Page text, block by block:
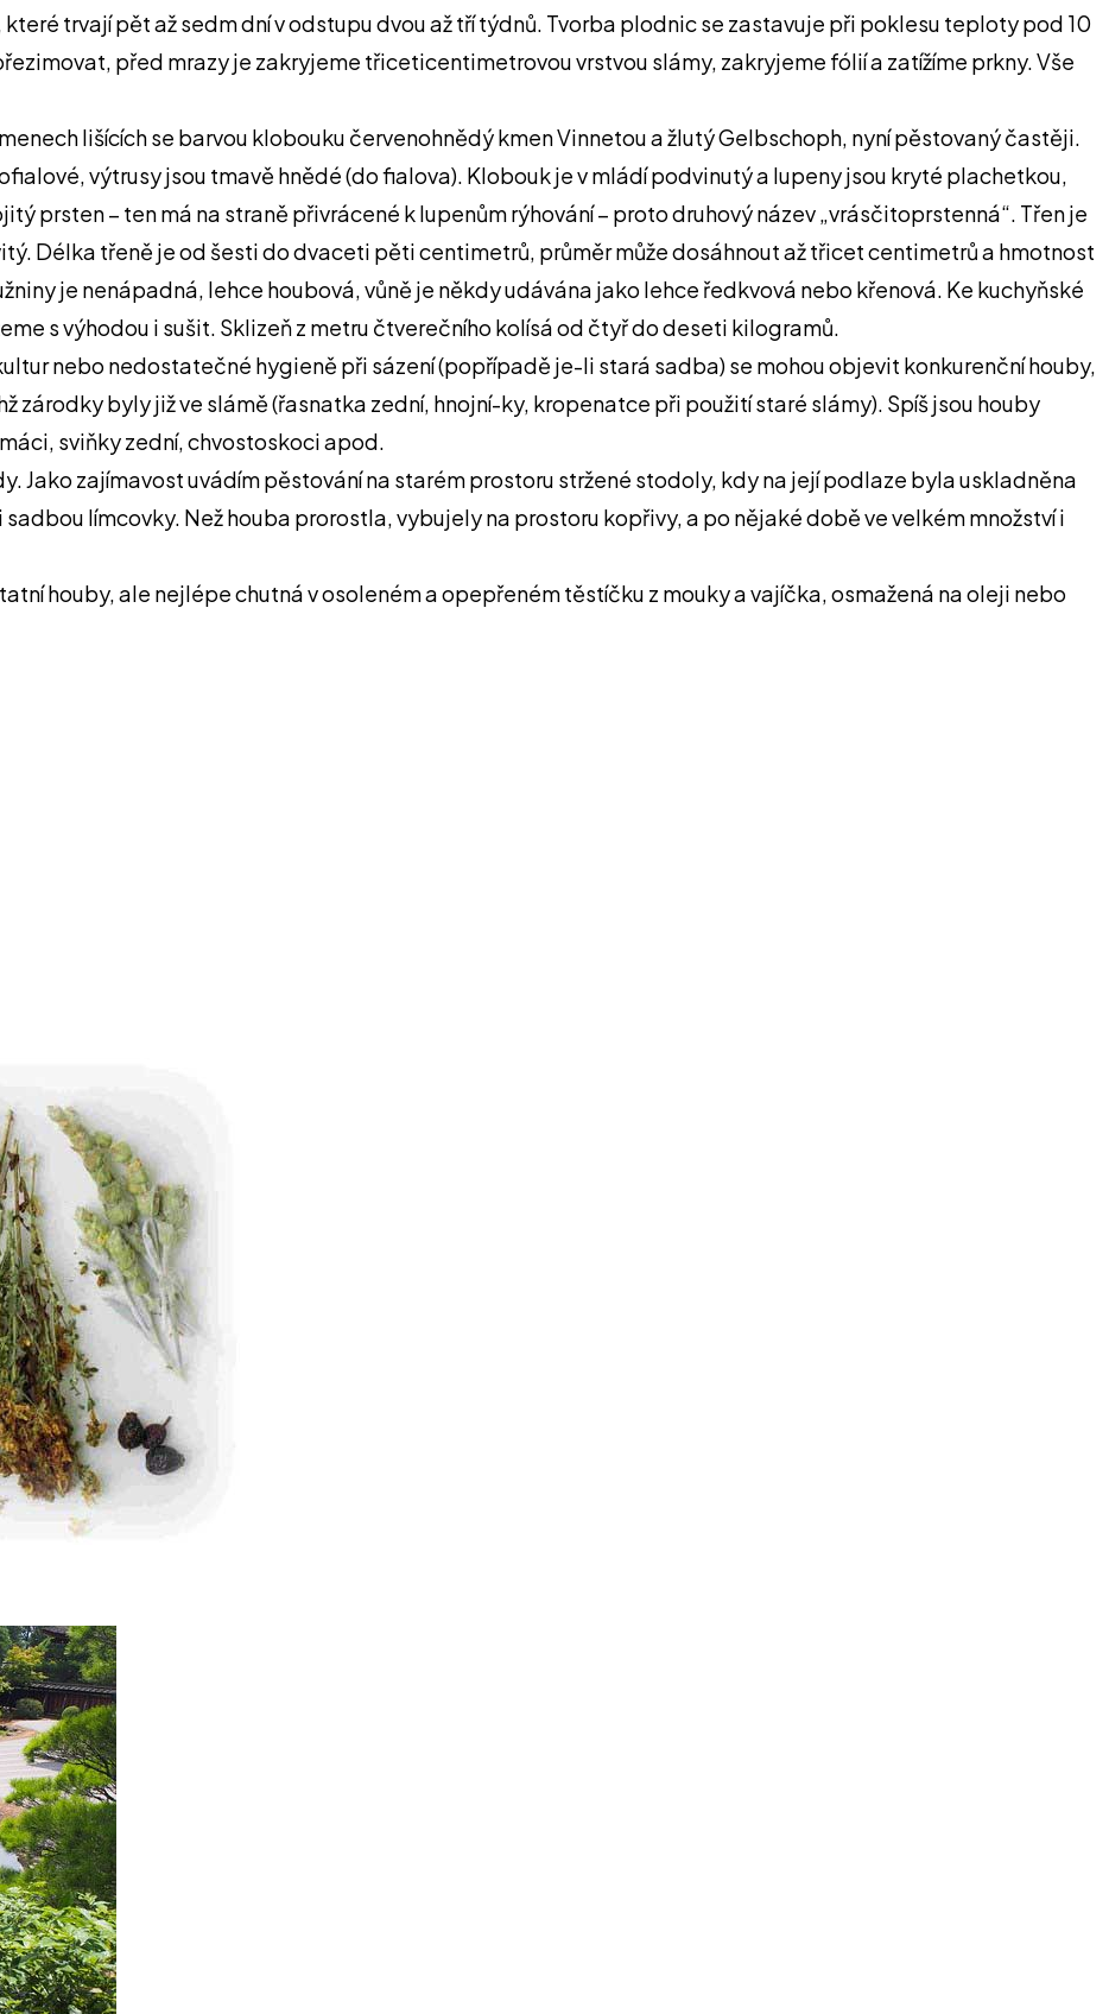
trvají pět až sedm dní v odstupu dvou až tří týdnů. Tvorba plodnic se zastavuje při poklesu teploty pod 10
před mrazy je zakryjeme třiceticentimetrovou vrstvou slámy, zakryjeme fólií a zatížíme prkny. Vše
lišících se barvou klobouku červenohnědý kmen Vinnetou a žlutý Gelbschoph, nyní pěstovaný častěji.
výtrusy jsou tmavě hnědé (do fialova). Klobouk je v mládí podvinutý a lupeny jsou kryté plachetkou,
prsten – ten má na straně přivrácené k lupenům rýhování – proto druhový název „vrásčitoprstenná“. Třen je
Délka třeně je od šesti do dvaceti pěti centimetrů, průměr může dosáhnout až třicet centimetrů a hmotnost
je nenápadná, lehce houbová, vůně je někdy udávána jako lehce ředkvová nebo křenová. Ke kuchyňské
s výhodou i sušit. Sklizeň z metru čtverečního kolísá od čtyř do deseti kilogramů.
nebo nedostatečné hygieně při sázení (popřípadě je-li stará sadba) se mohou objevit konkurenční houby,
zárodky byly již ve slámě (řasnatka zední, hnojní-ky, kropenatce při použití staré slámy). Spíš jsou houby
sviňky zední, chvostoskoci apod.
Jako zajímavost uvádím pěstování na starém prostoru stržené stodoly, kdy na její podlaze byla uskladněna
límcovky. Než houba prorostla, vybujely na prostoru kopřivy, a po nějaké době ve velkém množství i
houby, ale nejlépe chutná v osoleném a opepřeném těstíčku z mouky a vajíčka, osmažená na oleji nebo